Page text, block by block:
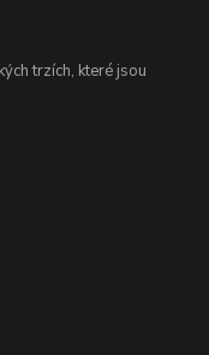
trzích, které jsou